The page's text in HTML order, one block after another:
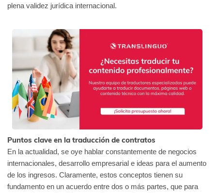
plena validez jurídica internacional.
Puntos clave en la traducción de contratos
En la actualidad, se oye hablar constantemente de negocios
internacionales, desarrollo empresarial e ideas para el aumento
de los ingresos. Claramente, estos conceptos tienen su
fundamento en un acuerdo entre dos o más partes, que para